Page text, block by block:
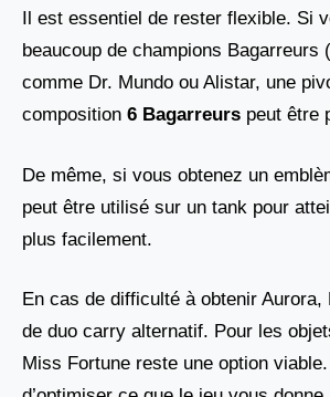
Il est essentiel de rester flexible. Si
beaucoup de champions Bagarreurs
comme Dr. Mundo ou Alistar, une
composition 6 Bagarreurs peut être
De même, si vous obtenez un
peut être utilisé sur un tank pour
plus facilement.
En cas de difficulté à obtenir
de duo carry alternatif. Pour les
Miss Fortune reste une option